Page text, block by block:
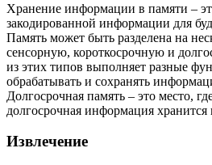
Хранение информации в памяти –
закодированной информации для
Память может быть разделена на
сенсорную, короткосрочную и
из этих типов выполняет разные
обрабатывать и сохранять
Долгосрочная память – это место,
долгосрочная информация хранится
Извлечение